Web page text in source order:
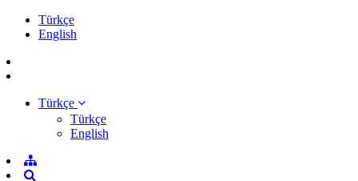
Türkçe
English
Türkçe
Türkçe
English